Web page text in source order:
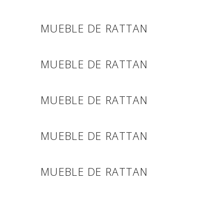
MUEBLE DE RATTAN
MUEBLE DE RATTAN
MUEBLE DE RATTAN
MUEBLE DE RATTAN
MUEBLE DE RATTAN